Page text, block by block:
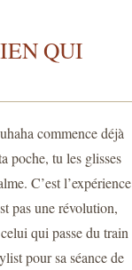
QUI
commence déjà
poche, tu les glisses
C’est l’expérience
pas une révolution,
qui passe du train
pour sa séance de